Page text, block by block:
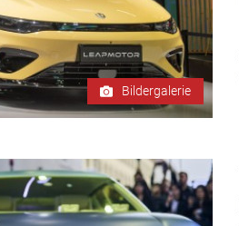
Bildergalerie